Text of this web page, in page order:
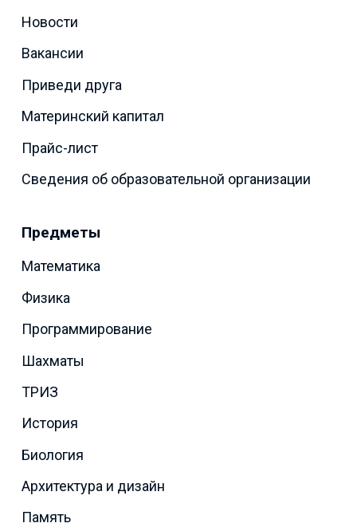
Новости
Вакансии
Приведи друга
Материнский капитал
Прайс-лист
Сведения об образовательной организации
Предметы
Математика
Физика
Программирование
Шахматы
ТРИЗ
История
Биология
Архитектура и дизайн
Память